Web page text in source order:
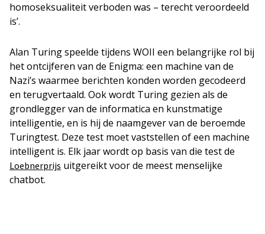
homoseksualiteit verboden was – terecht veroordeeld
is’.
Alan Turing speelde tijdens WOII een belangrijke rol bij
het ontcijferen van de Enigma: een machine van de
Nazi’s waarmee berichten konden worden gecodeerd
en terugvertaald. Ook wordt Turing gezien als de
grondlegger van de informatica en kunstmatige
intelligentie, en is hij de naamgever van de beroemde
Turingtest. Deze test moet vaststellen of een machine
intelligent is. Elk jaar wordt op basis van die test de
Loebnerprijs uitgereikt voor de meest menselijke
chatbot.